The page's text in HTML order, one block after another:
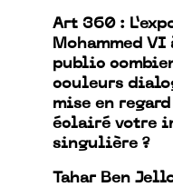
Art 360 :
Mohammed VI
public
couleurs
mise en
éclairé votre
singulière ?
Tahar Ben